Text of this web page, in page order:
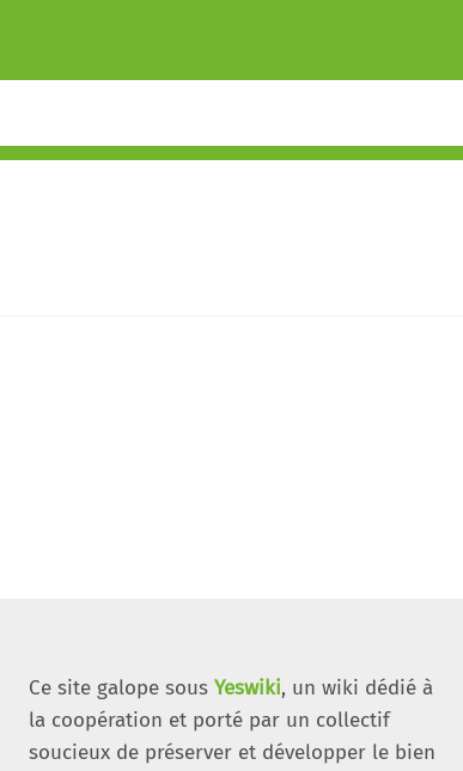
Ce site galope sous Yeswiki, un wiki dédié à
la coopération et porté par un collectif
soucieux de préserver et développer le bien